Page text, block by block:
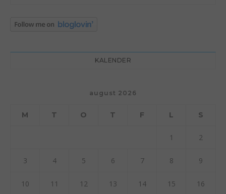
KALENDER
august 2026
M T O T F L S
1 2
3 4 5 6 7 8 9
10 11 12 13 14 15 16